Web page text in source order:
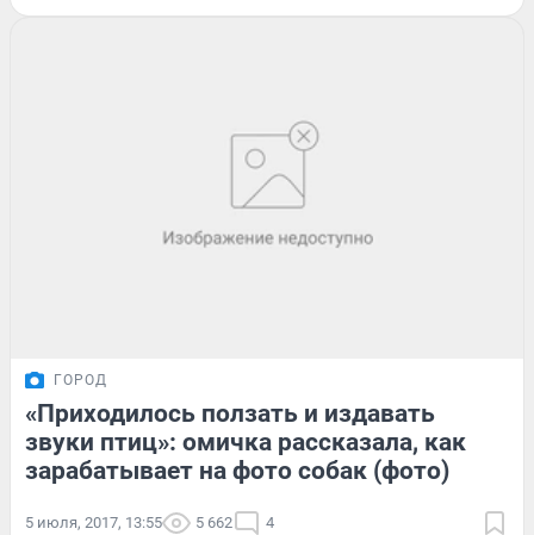
ГОРОД
«Приходилось ползать и издавать
звуки птиц»: омичка рассказала, как
зарабатывает на фото собак (фото)
5 июля, 2017, 13:55 5 662 4